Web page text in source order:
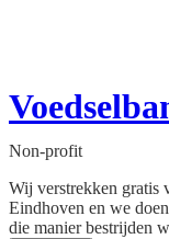
Non-profit
Wij verstrekken gratis
Eindhoven en we
die manier bestrijden